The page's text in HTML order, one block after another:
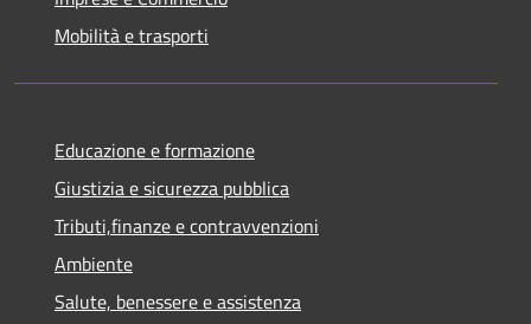
Mobilità e trasporti
Educazione e formazione
Giustizia e sicurezza pubblica
Tributi,finanze e contravvenzioni
Ambiente
Salute, benessere e assistenza